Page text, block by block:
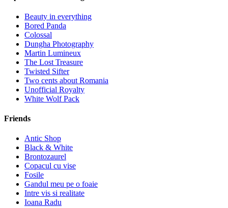
Beauty in everything
Bored Panda
Colossal
Dungha Photography
Martin Lumineux
The Lost Treasure
Twisted Sifter
Two cents about Romania
Unofficial Royalty
White Wolf Pack
Friends
Antic Shop
Black & White
Brontozaurel
Copacul cu vise
Fosile
Gandul meu pe o foaie
Intre vis si realitate
Ioana Radu